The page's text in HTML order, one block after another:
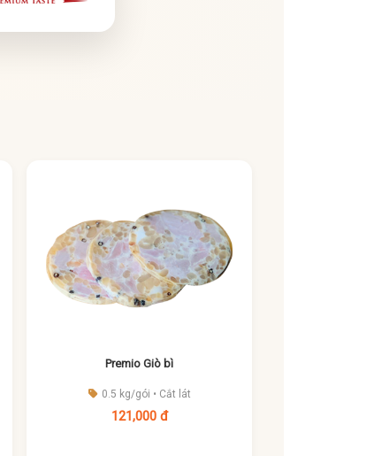
Premio Giò bì
0.5 kg/gói • Cắt lát
121,000 đ